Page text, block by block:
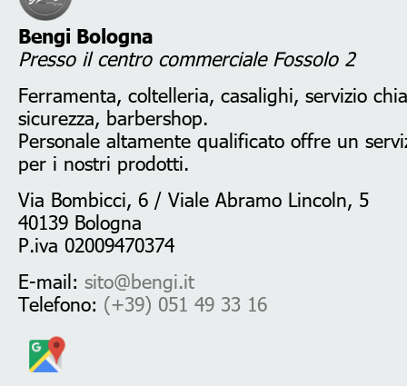
Bengi Bologna
Presso il centro commerciale Fossolo 2
Ferramenta, coltelleria, casalighi, servizio
sicurezza, barbershop.
Personale altamente qualificato offre un
per i nostri prodotti.
Via Bombicci, 6 / Viale Abramo Lincoln, 5
40139 Bologna
P.iva 02009470374
E-mail: sito@bengi.it
Telefono: (+39) 051 49 33 16